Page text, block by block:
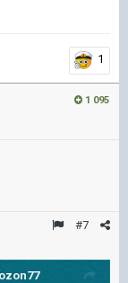
1
1 095
#7